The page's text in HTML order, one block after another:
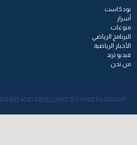
بودكاست
أسرار
منوعات
البرنامج الرياضي
الأخبار الرياضية
فيديو ترند
من نحن
AND DEVELOPED BY AVESTA GROUP